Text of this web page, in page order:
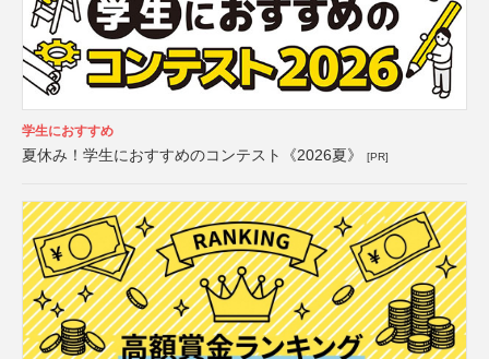
学生におすすめ
夏休み！学生におすすめのコンテスト《2026夏》 [PR]